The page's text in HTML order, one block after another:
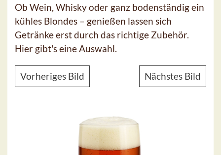
Ob Wein, Whisky oder ganz bodenständig ein
kühles Blondes – genießen lassen sich
Getränke erst durch das richtige Zubehör.
Hier gibt's eine Auswahl.
Vorheriges Bild Nächstes Bild